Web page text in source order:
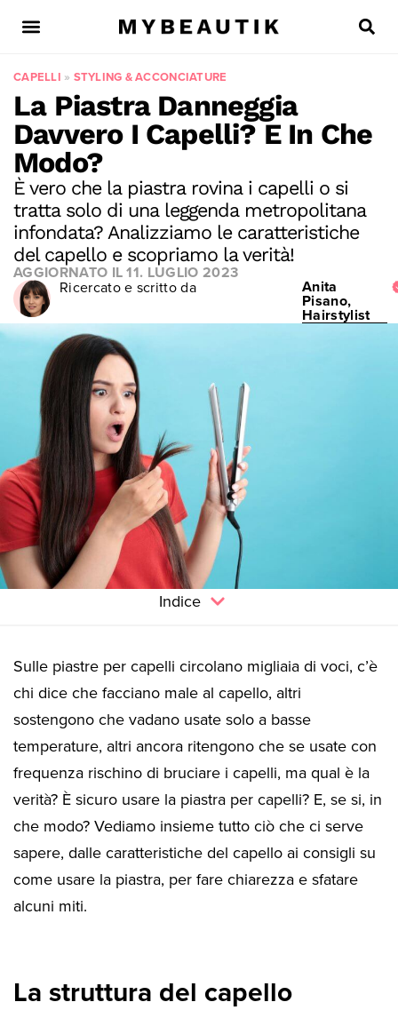
CAPELLI » STYLING & ACCONCIATURE
La Piastra Danneggia
Davvero I Capelli? E In Che
Modo?
È vero che la piastra rovina i capelli o si
tratta solo di una leggenda metropolitana
infondata? Analizziamo le caratteristiche
del capello e scopriamo la verità!
AGGIORNATO IL11. LUGLIO 2023
Ricercato e scritto da Anita
Pisano,
Hairstylist
Indice
Sulle piastre per capelli circolano migliaia di voci, c’è
chi dice che facciano male al capello, altri
sostengono che vadano usate solo a basse
temperature, altri ancora ritengono che se usate con
frequenza rischino di bruciare i capelli, ma qual è la
verità? È sicuro usare la piastra per capelli? E, se si, in
che modo? Vediamo insieme tutto ciò che ci serve
sapere, dalle caratteristiche del capello ai consigli su
come usare la piastra, per fare chiarezza e sfatare
alcuni miti.
La struttura del capello